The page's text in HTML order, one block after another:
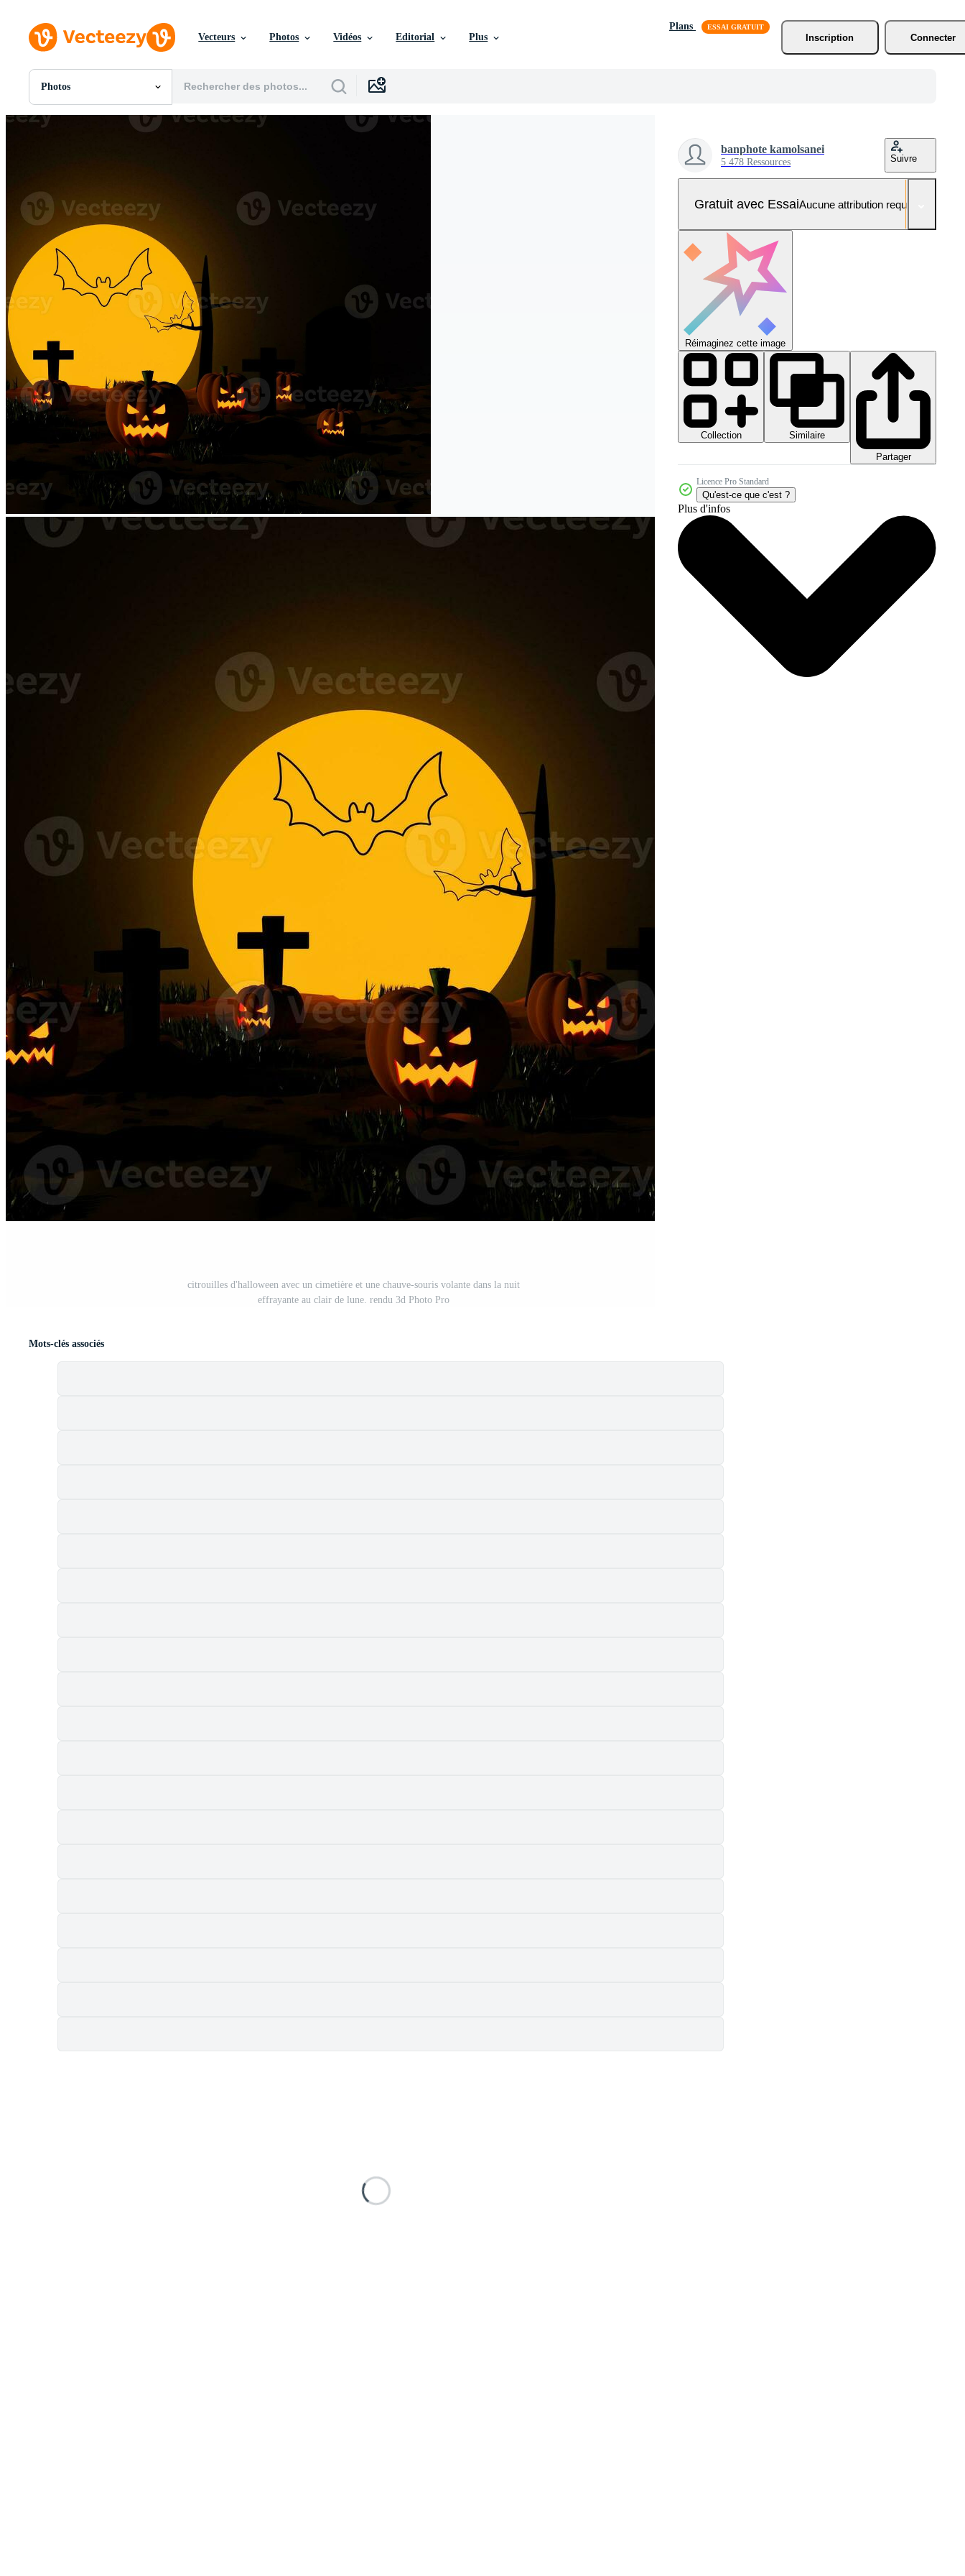
Vecteurs Photos Vidéos Editorial Plus
Plans
Inscription
Connecter
Photos
Toutes Images
Vidéos
Motion graphics
Images Éditoriales
Événements Éditoriaux
citrouilles d'halloween avec un cimetière et une chauve-souris volante dans la nuit
effrayante au clair de lune. rendu 3d Photo Pro
banphote kamolsanei
5 478 Ressources Suivre
Gratuit avec EssaiAucune attribution requise
Réimaginez cette image
Collection
Similaire
Partager
Licence Pro Standard
Qu'est-ce que c'est ?
Plus d'infos
Mots-clés associés